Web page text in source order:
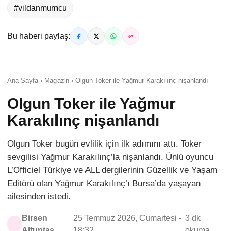
#vildanmumcu
Bu haberi paylaş:
Ana Sayfa › Magazin › Olgun Toker ile Yağmur Karakılınç nişanlandı
Olgun Toker ile Yağmur
Karakılınç nişanlandı
Olgun Toker bugün evlilik için ilk adımını attı. Toker
sevgilisi Yağmur Karakılınç’la nişanlandı. Ünlü oyuncu
L’Officiel Türkiye ve ALL dergilerinin Güzellik ve Yaşam
Editörü olan Yağmur Karakılınç’ı Bursa’da yaşayan
ailesinden istedi.
Birsen
25 Temmuz 2026, Cumartesi - 3 dk